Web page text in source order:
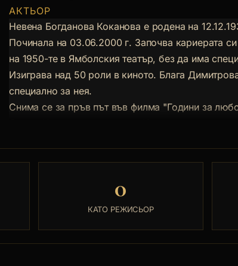
АКТЬОР
Невена Богданова Коканова е родена на
Починала на 03.06.2000 г. Започва кариерата
на 1950-те в Ямболския театър, без да има
Изиграва над 50 роли в киното. Блага
специално за нея.
Снима се за пръв път във филма "Години за
"Отклонение" (1967), "Botschafter morden nicht/
(реж. Георг Леополд, ГДР, 1970), Тинчето от
0
КАТО РЕЖИСЬОР